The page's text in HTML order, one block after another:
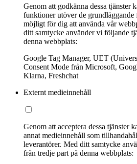
Genom att godkänna dessa tjänster
funktioner utöver de
möjligt för dig att använda vår
ditt samtycke använder vi följande
denna webbplats:
Google Tag Manager, UET
Consent Mode från Microsoft,
Klarna, Freshchat
Externt medieinnehåll
Genom att acceptera dessa tjänster
annat medieinnehåll som
leverantörer. Med ditt samtycke
från tredje part på denna webbplats: